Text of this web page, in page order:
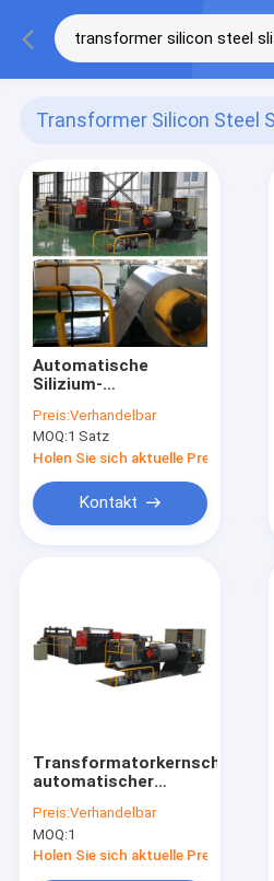
Transformer Silicon Steel
Automatische
Silizium-
mit 120 m/min
Geschwindigkeit,
±0,10 mm Präzision
und 6 Sets von
Schneidmaschinen
Preis:Verhandelbar
MOQ:1 Satz
Holen Sie sich aktuelle Preis
Kontakt
automatischer
Preis:Verhandelbar
MOQ:1
Holen Sie sich aktuelle Preis